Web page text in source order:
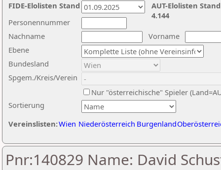
Nachname
Vorname
Ebene
Sortierung
Personennummer
Bundesland
Spgem./Kreis/Verein
Nur "österreichische" Spieler
Vereinslisten:Wien Niederösterreich Burgenland
AUT-Elolisten
4.144
FIDE-Elolisten Stand
Pnr:140829 Name: David